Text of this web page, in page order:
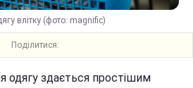
влітку (фото: magnific)
Поділитися:
одягу здається простішим